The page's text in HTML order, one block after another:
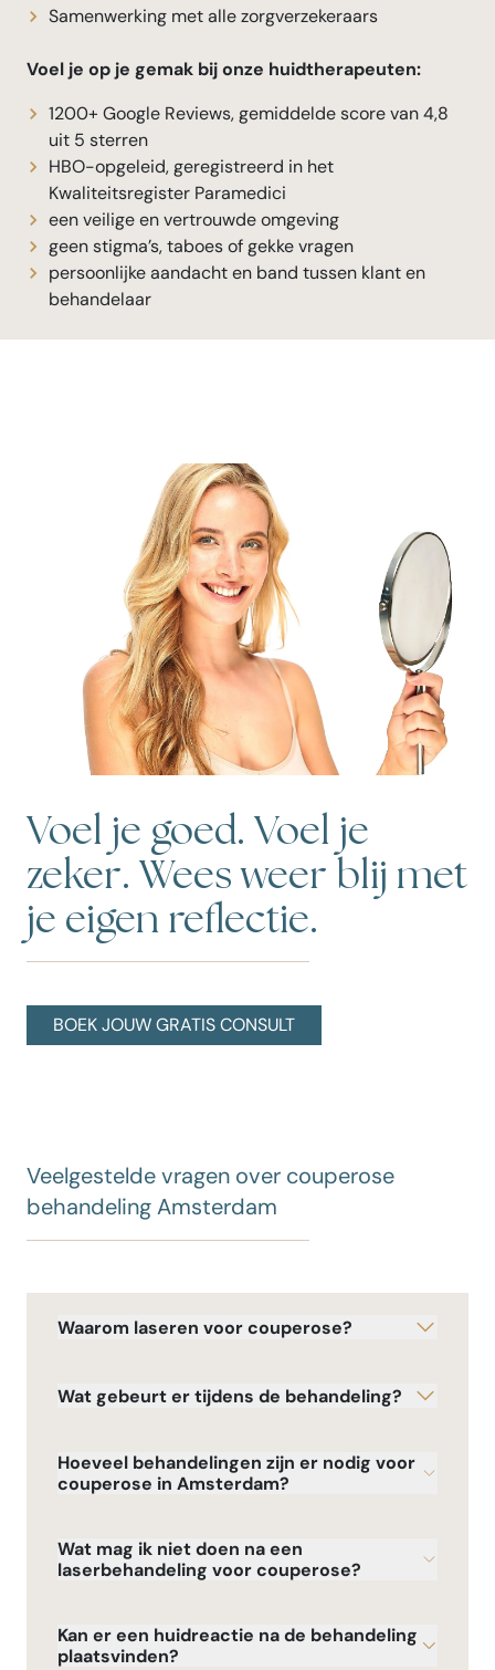
Samenwerking met alle zorgverzekeraars
Voel je op je gemak bij onze huidtherapeuten:
1200+ Google Reviews, gemiddelde score van 4,8
uit 5 sterren
HBO-opgeleid, geregistreerd in het
Kwaliteitsregister Paramedici
een veilige en vertrouwde omgeving
geen stigma’s, taboes of gekke vragen
persoonlijke aandacht en band tussen klant en
behandelaar
Voel je goed. Voel je
zeker. Wees weer blij met
je eigen reflectie.
BOEK JOUW GRATIS CONSULT
Veelgestelde vragen over couperose
behandeling Amsterdam
Waarom laseren voor couperose?
Wat gebeurt er tijdens de behandeling?
Hoeveel behandelingen zijn er nodig voor
couperose in Amsterdam?
Wat mag ik niet doen na een
laserbehandeling voor couperose?
Kan er een huidreactie na de behandeling
plaatsvinden?